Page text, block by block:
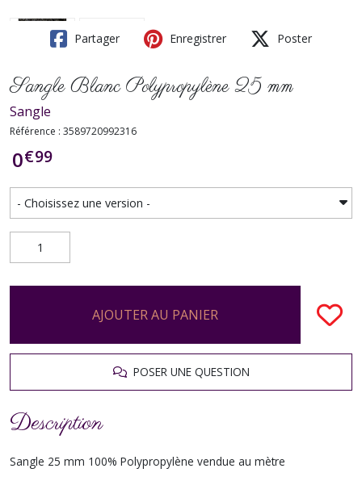
Partager Enregistrer Poster
Sangle Blanc Polypropylène 25 mm
Sangle
Référence : 3589720992316
0€99
AJOUTER AU PANIER
POSER UNE QUESTION
Description
Sangle 25 mm 100% Polypropylène vendue au mètre